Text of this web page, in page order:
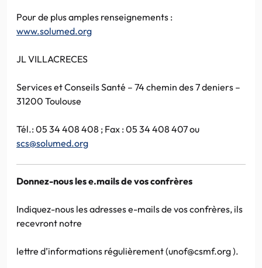
Pour de plus amples renseignements :
www.solumed.org
JL VILLACRECES
Services et Conseils Santé – 74 chemin des 7 deniers –
31200 Toulouse
Tél.: 05 34 408 408 ; Fax : 05 34 408 407 ou
scs@solumed.org
Donnez-nous les e.mails de vos confrères
Indiquez-nous les adresses e-mails de vos confrères, ils
recevront notre
lettre d’informations régulièrement (unof@csmf.org ).